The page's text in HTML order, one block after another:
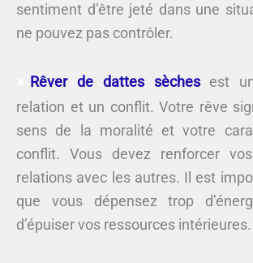
sentiment d’être jeté dans une
ne pouvez pas contrôler.
Rêver de dattes sèchesest un
relation et un conflit. Votre rêve
sens de la moralité et votre
conflit. Vous devez renforcer
relations avec les autres. Il est
que vous dépensez trop
d’épuiser vos ressources intérieures.